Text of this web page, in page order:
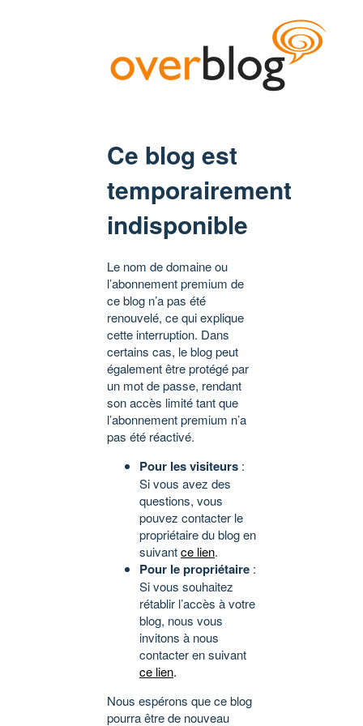
Ce blog est
temporairement
indisponible
Le nom de domaine ou
l’abonnement premium de
ce blog n’a pas été
renouvelé, ce qui explique
cette interruption. Dans
certains cas, le blog peut
également être protégé par
un mot de passe, rendant
son accès limité tant que
l’abonnement premium n’a
pas été réactivé.
Pour les visiteurs :
Si vous avez des
questions, vous
pouvez contacter le
propriétaire du blog en
suivantce lien.
Pour le propriétaire :
Si vous souhaitez
rétablir l’accès à votre
blog, nous vous
invitons à nous
contacter en suivant
ce lien.
Nous espérons que ce blog
pourra être de nouveau